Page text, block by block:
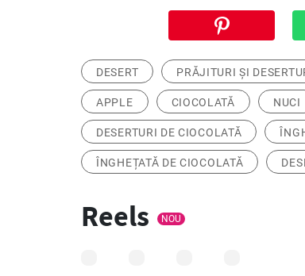
DESERT PRĂJITURI ȘI
APPLE CIOCOLATĂ NUCI
DESERTURI DE CIOCOLATĂ
ÎNGHEȚATĂ DE CIOCOLATĂ
Reels NOU